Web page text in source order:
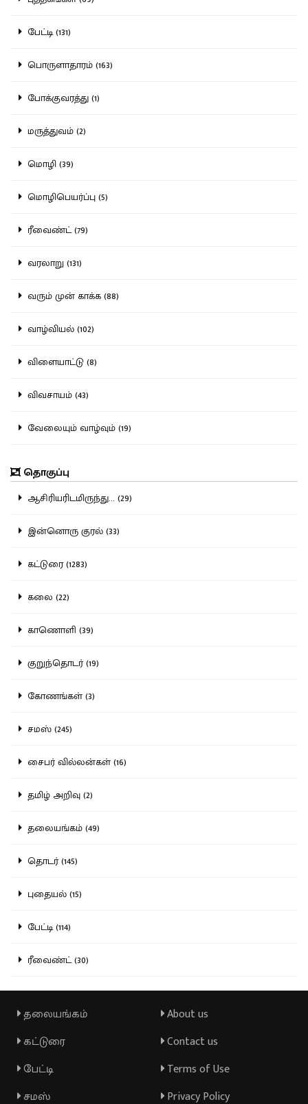
பேட்டி (131)
பொருளாதாரம் (163)
போக்குவரத்து (1)
மருத்துவம் (2)
மொழி (39)
மொழிபெயர்ப்பு (5)
ரீவைண்ட் (79)
வரலாறு (131)
வரும் முன் காக்க (88)
வாழ்வியல் (102)
விளையாட்டு (8)
விவசாயம் (43)
வேலையும் வாழ்வும் (19)
தொகுப்பு
ஆசிரியரிடமிருந்து... (29)
இன்னொரு குரல் (33)
கட்டுரை (1283)
கலை (22)
காணொளி (39)
குறுந்தொடர் (19)
கோணங்கள் (3)
சமஸ் (245)
சைபர் வில்லன்கள் (16)
தமிழ் அறிவு (2)
தலையங்கம் (49)
தொடர் (145)
புதையல் (15)
பேட்டி (114)
ரீவைண்ட் (30)
தலையங்கம்
கட்டுரை
பேட்டி
சமஸ்
About us
Contact us
Terms of Use
Privacy Policy